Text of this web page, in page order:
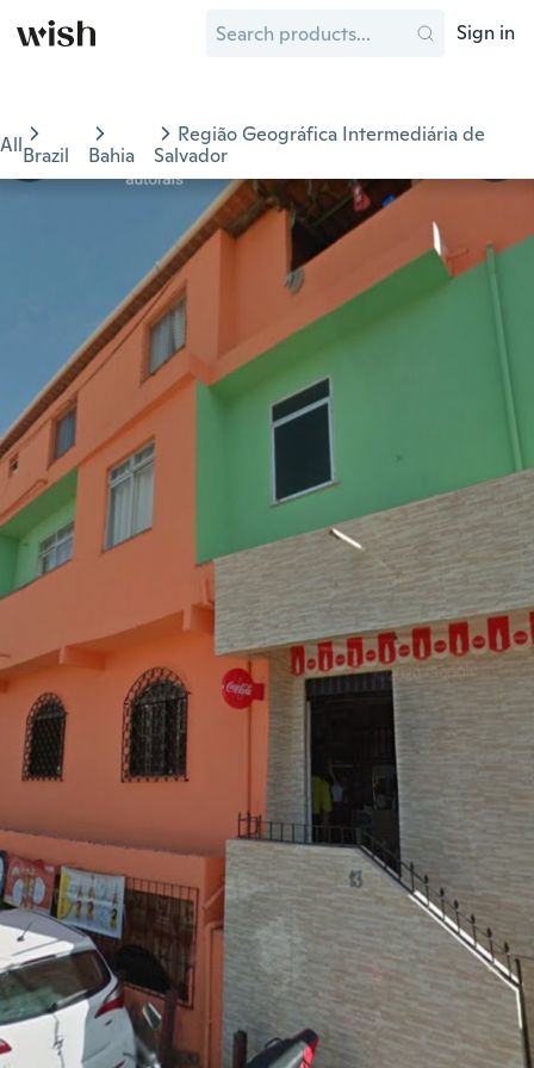
Sign in
AllBrazil Bahia
Região Geográfica Intermediária de
Salvador